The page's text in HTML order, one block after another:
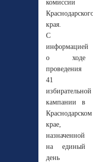
комиссии
края.
С
информацией
о ходе
проведения
41
избирательной
кампании в
Краснодарском
крае,
назначенной
на единый
день